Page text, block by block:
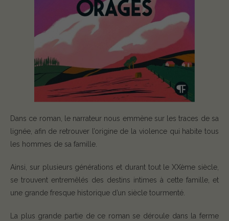
Dans ce roman, le narrateur nous emmène sur les traces de sa
lignée, afin de retrouver l’origine de la violence qui habite tous
les hommes de sa famille.
Ainsi, sur plusieurs générations et durant tout le XXème siècle,
se trouvent entremêlés des destins intimes à cette famille, et
une grande fresque historique d’un siècle tourmenté.
La plus grande partie de ce roman se déroule dans la ferme